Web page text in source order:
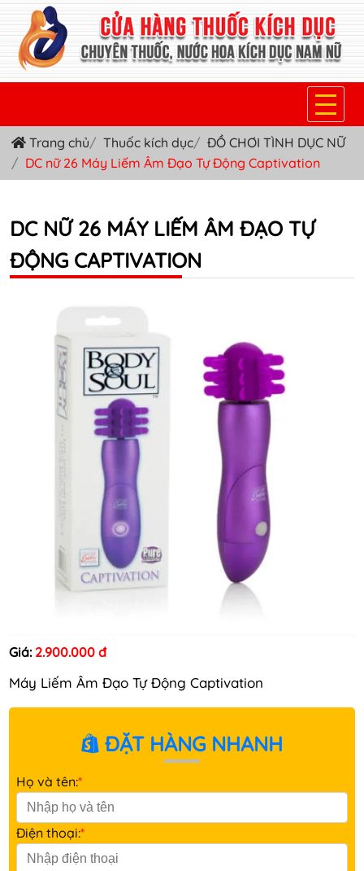
TRANG CHỦ
THUỐC KÍCH DỤC NỮ
THUỐC NƯỚC KÍCH DỤC NAM
THUỐC VIÊN KÍCH DỤC NAM
TIN TỨC & BLOG
Trang chủ Thuốc kích dục
ĐỒ CHƠI TÌNH DỤC NỮ
DC nữ 26 Máy Liếm Âm Đạo Tự Động Captivation
DC NỮ 26 MÁY LIẾM ÂM ĐẠO TỰ
ĐỘNG CAPTIVATION
Giá: 2.900.000 đ
Máy Liếm Âm Đạo Tự Động Captivation
ĐẶT HÀNG NHANH
Họ và tên:*
Điện thoại:*